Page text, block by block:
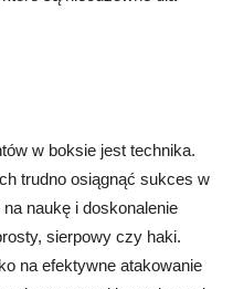
w boksie jest technika.
trudno osiągnąć sukces w
naukę i doskonalenie
sierpowy czy haki.
na efektywne atakowanie